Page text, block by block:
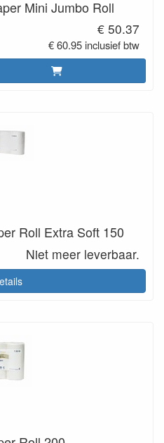
Mini Jumbo Roll
€ 50.37
€ 60.95 inclusief btw
Roll Extra Soft 150
Niet meer leverbaar.